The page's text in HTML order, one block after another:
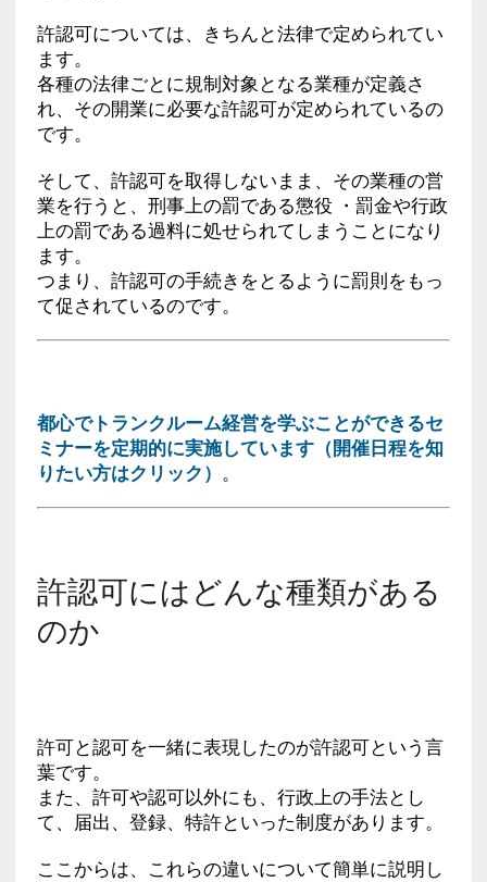
許認可については、きちんと法律で定められてい
ます。
各種の法律ごとに規制対象となる業種が定義さ
れ、その開業に必要な許認可が定められているの
です。
そして、許認可を取得しないまま、その業種の営
業を行うと、刑事上の罰である懲役 ・罰金や行政
上の罰である過料に処せられてしまうことになり
ます。
つまり、許認可の手続きをとるように罰則をもっ
て促されているのです。
都心でトランクルーム経営を学ぶことができるセ
ミナーを定期的に実施しています（開催日程を知
りたい方はクリック） 。
許認可にはどんな種類がある
のか
許可と認可を一緒に表現したのが許認可という言
葉です。
また、許可や認可以外にも、行政上の手法とし
て、届出、登録、特許といった制度があります。
ここからは、これらの違いについて簡単に説明し